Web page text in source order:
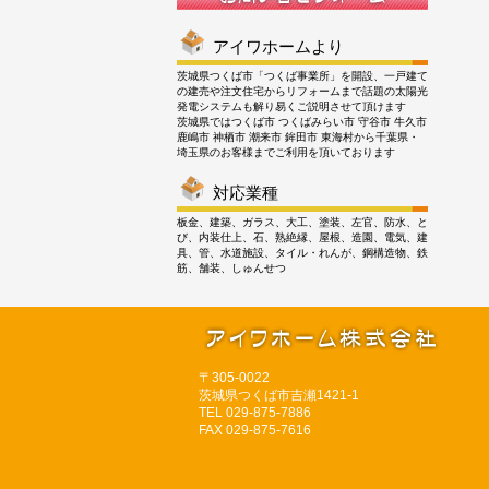
アイワホームより
茨城県つくば市「つくば事業所」を開設、一戸建て
の建売や注文住宅からリフォームまで話題の太陽光
発電システムも解り易くご説明させて頂けます
茨城県ではつくば市 つくばみらい市 守谷市 牛久市
鹿嶋市 神栖市 潮来市 鉾田市 東海村から千葉県・
埼玉県のお客様までご利用を頂いております
対応業種
板金、建築、ガラス、大工、塗装、左官、防水、と
び、内装仕上、石、熟絶縁、屋根、造園、電気、建
具、管、水道施設、タイル・れんが、鋼構造物、鉄
筋、舗装、しゅんせつ
〒305‐0022
茨城県つくば市吉瀬1421‐1
TEL 029‐875‐7886
FAX 029‐875‐7616